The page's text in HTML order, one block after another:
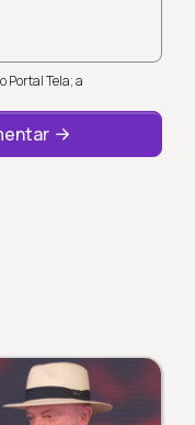
Portal Tela; a